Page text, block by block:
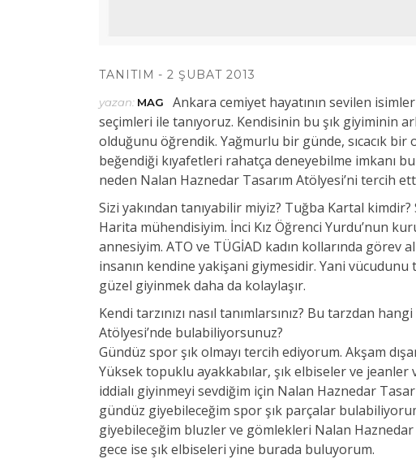
TANITIM 2 ŞUBAT 2013
yazan: MAG
Ankara cemiyet hayatının sevilen
seçimleri ile tanıyoruz. Kendisinin bu şık giyiminin
olduğunu öğrendik. Yağmurlu bir günde, sıcacık
beğendiği kıyafetleri rahatça deneyebilme imkanı
neden Nalan Haznedar Tasarım Atölyesi’ni tercih
Sizi yakından tanıyabilir miyiz? Tuğba Kartal
Harita mühendisiyim. İnci Kız Öğrenci Yurdu’nun
annesiyim. ATO ve TÜGİAD kadın kollarında görev
insanın kendine yakişani giymesidir. Yani
güzel giyinmek daha da kolaylaşır.
Kendi tarzınızı nasıl tanımlarsınız? Bu tarzdan
Atölyesi’nde bulabiliyorsunuz?
Gündüz spor şık olmayı tercih ediyorum. Akşam
Yüksek topuklu ayakkabılar, şık elbiseler ve jeanler
iddialı giyinmeyi sevdiğim için Nalan Haznedar
gündüz giyebileceğim spor şık parçalar
giyebileceğim bluzler ve gömlekleri Nalan
gece ise şık elbiseleri yine burada buluyorum.